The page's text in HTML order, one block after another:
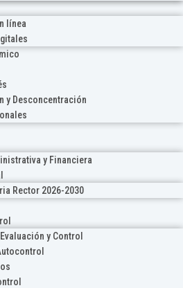
línea
y Desconcentración
y Financiera
Rector 2026-2030
y Control